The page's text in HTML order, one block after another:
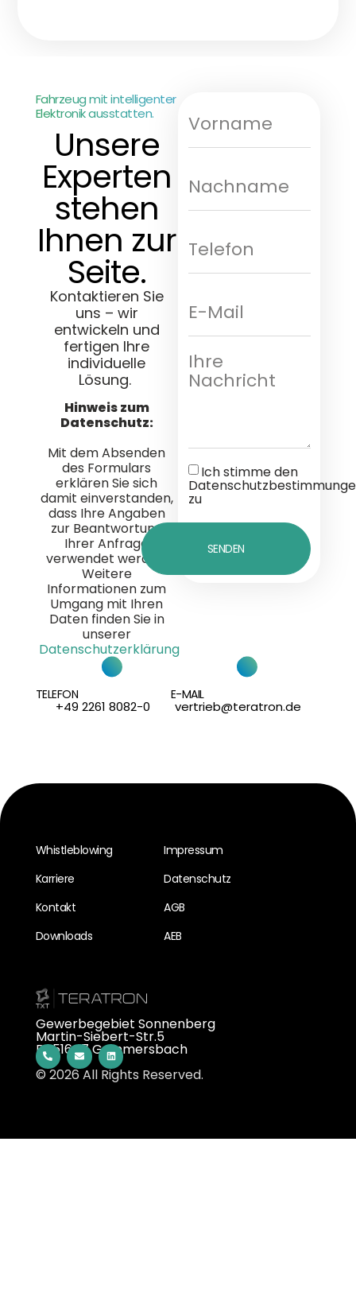
Fahrzeug mit intelligenter
Elektronik ausstatten.
Unsere
Experten
stehen
Ihnen zur
Seite.
Kontaktieren Sie
uns – wir
entwickeln und
fertigen Ihre
individuelle
Lösung.
Hinweis zum
Datenschutz:
Mit dem Absenden
des Formulars
erklären Sie sich
damit einverstanden,
dass Ihre Angaben
zur Beantwortung
Ihrer Anfrage
verwendet werden.
Weitere
Informationen zum
Umgang mit Ihren
Daten finden Sie in
unserer
Datenschutzerklärung
TELEFON
+49 2261 8082-0
E-MAIL
vertrieb@teratron.de
Ich stimme den
zu
SENDEN
Gewerbegebiet Sonnenberg
Martin-Siebert-Str.5
D-51647 Gummersbach
© 2026 All Rights Reserved.
Whistleblowing
Karriere
Kontakt
Downloads
Impressum
Datenschutz
AGB
AEB